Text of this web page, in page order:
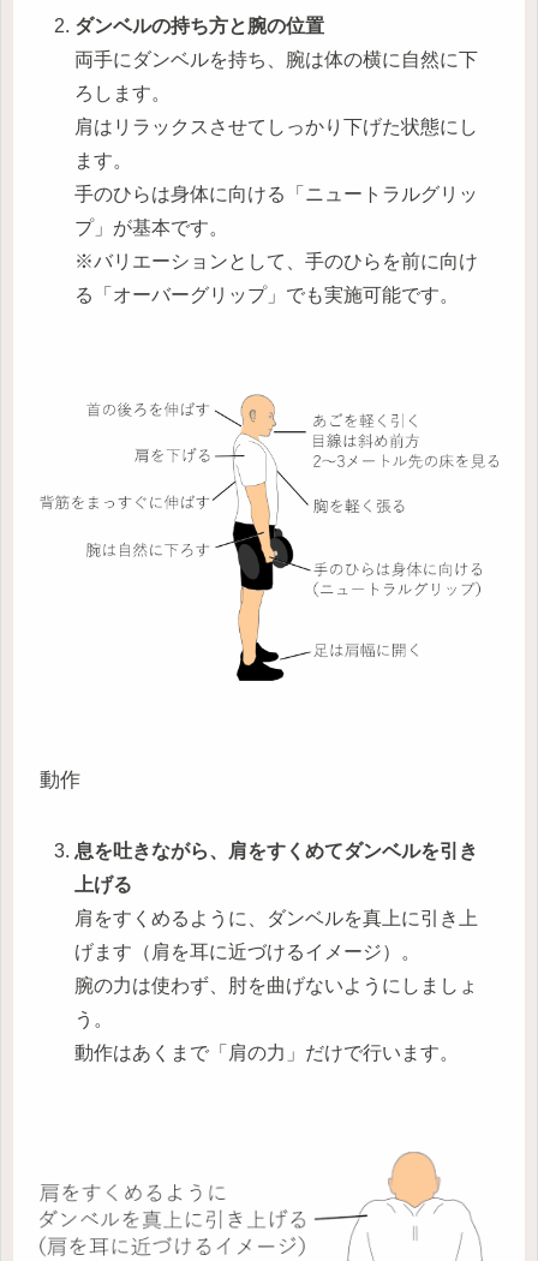
ダンベルの持ち方と腕の位置
両手にダンベルを持ち、腕は体の横に自然に下
ろします。
肩はリラックスさせてしっかり下げた状態にし
ます。
手のひらは身体に向ける「ニュートラルグリッ
プ」が基本です。
※バリエーションとして、手のひらを前に向け
る「オーバーグリップ」でも実施可能です。
動作
息を吐きながら、肩をすくめてダンベルを引き
上げる
肩をすくめるように、ダンベルを真上に引き上
げます（肩を耳に近づけるイメージ）。
腕の力は使わず、肘を曲げないようにしましょ
う。
動作はあくまで「肩の力」だけで行います。